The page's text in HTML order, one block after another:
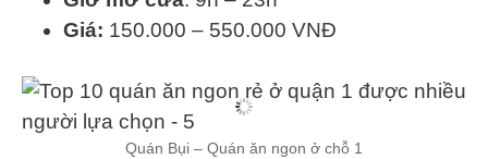
Giá: 150.000 – 550.000 VNĐ
Quán Bụi – Quán ăn ngon ở chỗ 1